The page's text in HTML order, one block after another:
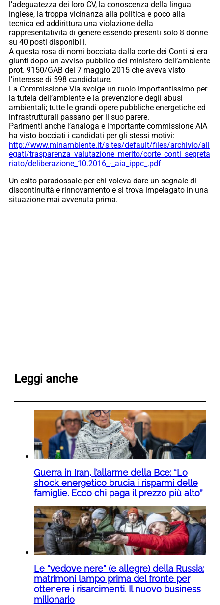
l’adeguatezza dei loro CV, la conoscenza della lingua
inglese, la troppa vicinanza alla politica e poco alla
tecnica ed addirittura una violazione della
rappresentatività di genere essendo presenti solo 8 donne
su 40 posti disponibili.
A questa rosa di nomi bocciata dalla corte dei Conti si era
giunti dopo un avviso pubblico del ministero dell’ambiente
prot. 9150/GAB del 7 maggio 2015 che aveva visto
l’interesse di 598 candidature.
La Commissione Via svolge un ruolo importantissimo per
la tutela dell’ambiente e la prevenzione degli abusi
ambientali; tutte le grandi opere pubbliche energetiche ed
infrastrutturali passano per il suo parere.
Parimenti anche l’analoga e importante commissione AIA
ha visto bocciati i candidati per gli stessi motivi:
http://www.minambiente.it/sites/default/files/archivio/all
egati/trasparenza_valutazione_merito/corte_conti_segreta
riato/deliberazione_10.2016_-_aia_ippc_.pdf
Un esito paradossale per chi voleva dare un segnale di
discontinuità e rinnovamento e si trova impelagato in una
situazione mai avvenuta prima.
Leggi anche
Guerra in Iran, l’allarme della Bce: “Lo
shock energetico brucia i risparmi delle
famiglie. Ecco chi paga il prezzo più alto”
Le “vedove nere” (e allegre) della Russia:
matrimoni lampo prima del fronte per
ottenere i risarcimenti. Il nuovo business
milionario